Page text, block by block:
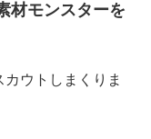
材モンスターを
ウトしまくりま